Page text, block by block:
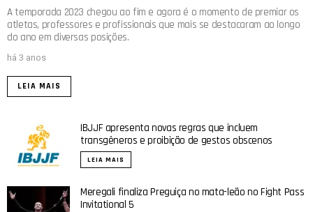
A temporada 2023 chegou ao fim e agora é o momento de premiar os
atletas, professores e profissionais que mais se destacaram ao longo
do ano em diversas posições.
há 3 anos
LEIA MAIS
IBJJF apresenta novas regras que incluem
transgêneros e proibição de gestos obscenos
LEIA MAIS
Meregali finaliza Preguiça no mata-leão no Fight Pass
Invitational 5